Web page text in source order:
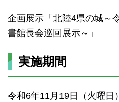
企画展示「北陸4県の城～
書館長会巡回展示～」
実施期間
令和6年11月19日（火曜日